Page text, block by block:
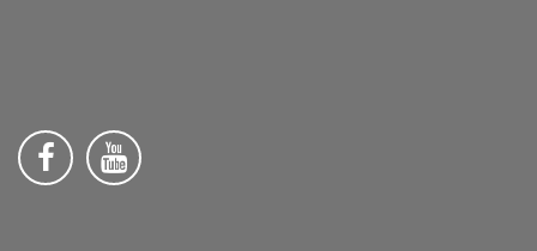
Wir auf Facebook
Wir auf YouTube